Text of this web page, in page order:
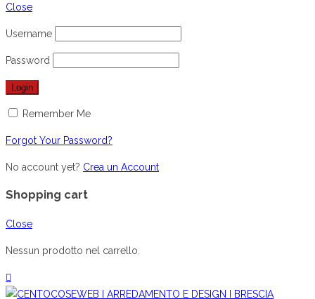
Close
Username
Password
Remember Me
Forgot Your Password?
No account yet? Crea un Account
Shopping cart
Close
Nessun prodotto nel carrello.